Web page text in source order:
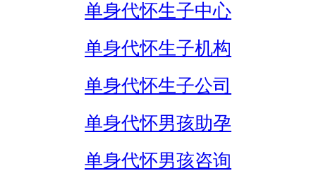
单身代怀生子中心
单身代怀生子机构
单身代怀生子公司
单身代怀男孩助孕
单身代怀男孩咨询